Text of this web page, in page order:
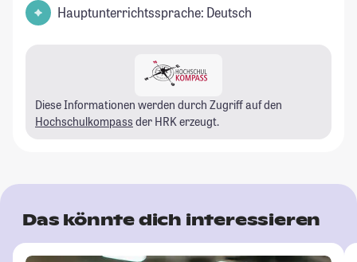
Hauptunterrichtssprache: Deutsch
Diese Informationen werden durch Zugriff auf den
Hochschulkompass der HRK erzeugt.
Das könnte dich interessieren